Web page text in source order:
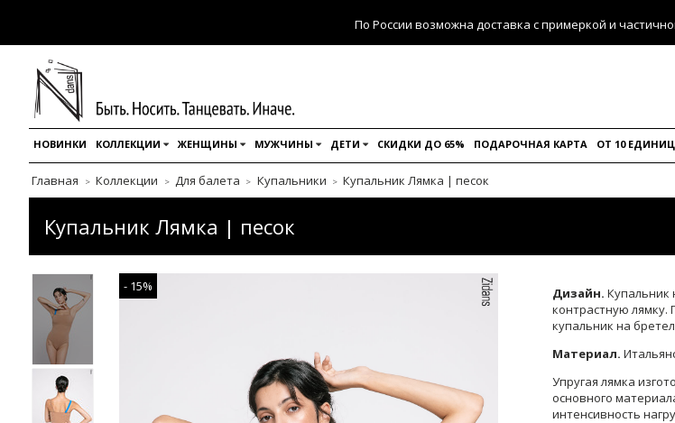
По России возможна доставка с примеркой и
НОВИНКИ КОЛЛЕКЦИИ ЖЕНЩИНЫ МУЖЧИНЫ ДЕТИ СКИДКИ ДО 65% ПОДАРОЧНАЯ КАРТА ОТ 10 ЕДИНИЦ
Главная Коллекции Для балета Купальники Купальник Лямка | песок
Купальник Лямка | песок
- 15% Дизайн. Купальник
контрастную
купальник на
Материал.
Упругая лямка
основного
интенсивность